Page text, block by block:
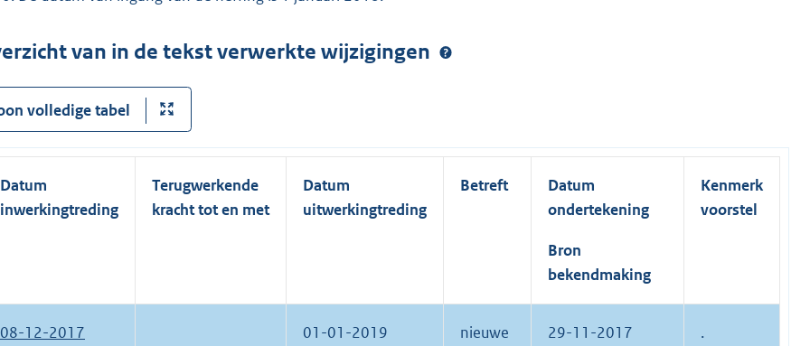
van in de tekst verwerkte wijzigingen
volledige tabel
Datum
inwerkingtreding
Terugwerkende
kracht tot en met
Datum
uitwerkingtreding
Betreft
Datum
ondertekening
Bron
bekendmaking
Kenmerk
voorstel
08-12-2017 01-01-2019
nieuwe
29-11-2017 .